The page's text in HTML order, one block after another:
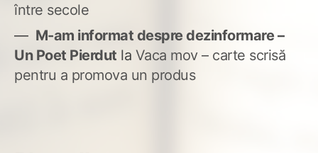
între secole
M-am informat despre dezinformare –
Un Poet Pierdut la Vaca mov – carte scrisă
pentru a promova un produs